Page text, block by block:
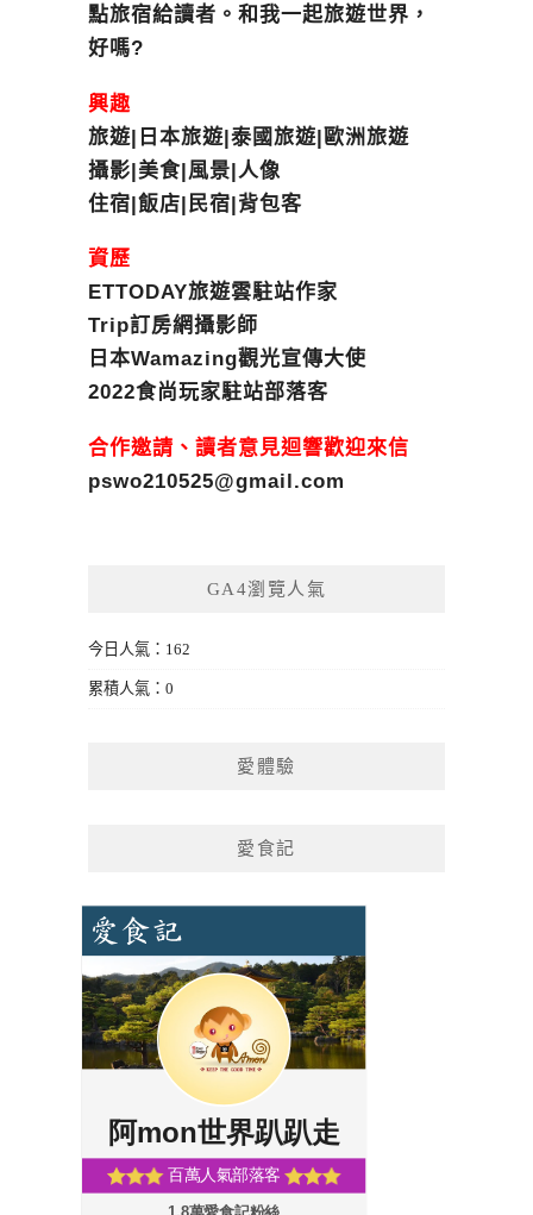
點旅宿給讀者。和我一起旅遊世界，
好嗎?
興趣
旅遊|日本旅遊|泰國旅遊|歐洲旅遊
攝影|美食|風景|人像
住宿|飯店|民宿|背包客
資歷
ETTODAY旅遊雲駐站作家
Trip訂房網攝影師
日本Wamazing觀光宣傳大使
2022食尚玩家駐站部落客
合作邀請、讀者意見迴響歡迎來信
pswo210525@gmail.com
GA4瀏覽人氣
今日人氣：162
累積人氣：0
愛體驗
愛食記